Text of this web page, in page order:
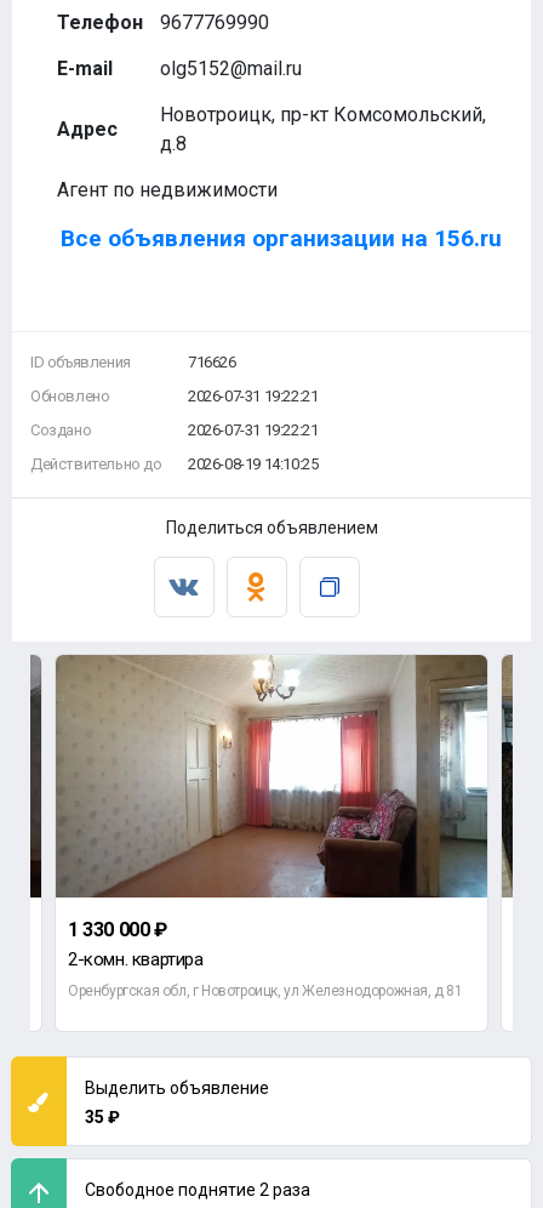
Телефон
9677769990
E-mail
olg5152@mail.ru
Адрес
Новотроицк, пр-кт Комсомольский,
д.8
Агент по недвижимости
Все объявления организации на 156.ru
ID объявления
Обновлено
Создано
Действительно до
716626
2026-07-31 19:22:21
2026-07-31 19:22:21
2026-08-19 14:10:25
Поделиться объявлением
1 330 000 ₽
2-комн. квартира
Оренбургская обл, г Новотроицк, ул Железнодорожная, д 81
Выделить объявление
35 ₽
Свободное поднятие 2 раза